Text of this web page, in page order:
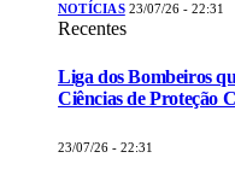
NOTÍCIAS 23/07/26 - 22:31
Recentes
Liga dos Bombeiros
Ciências de Proteção
23/07/26 - 22:31